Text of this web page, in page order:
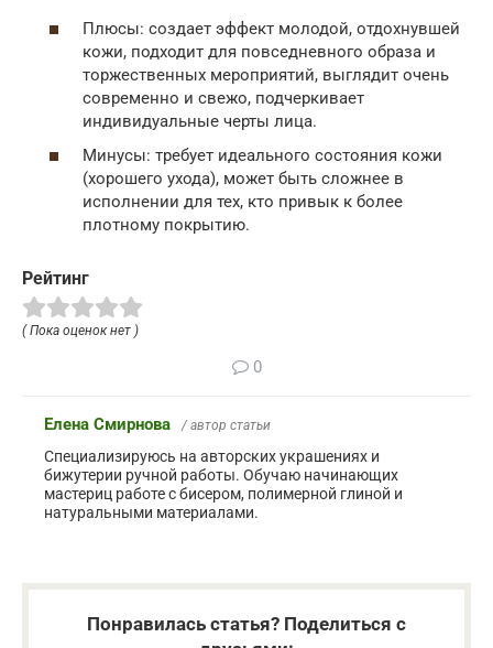
Плюсы: создает эффект молодой, отдохнувшей
кожи, подходит для повседневного образа и
торжественных мероприятий, выглядит очень
современно и свежо, подчеркивает
индивидуальные черты лица.
Минусы: требует идеального состояния кожи
(хорошего ухода), может быть сложнее в
исполнении для тех, кто привык к более
плотному покрытию.
Рейтинг
( Пока оценок нет )
0
Елена Смирнова / автор статьи
Специализируюсь на авторских украшениях и
бижутерии ручной работы. Обучаю начинающих
мастериц работе с бисером, полимерной глиной и
натуральными материалами.
Понравилась статья? Поделиться с